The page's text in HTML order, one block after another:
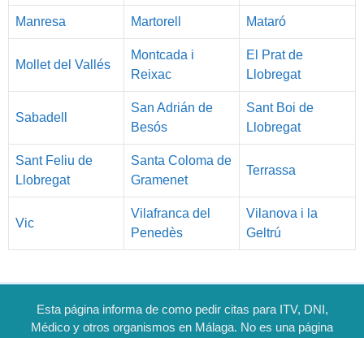
Manresa Martorell Mataró
Mollet del Vallés
Montcada i
Reixac
El Prat de
Llobregat
Sabadell
San Adrián de
Besós
Sant Boi de
Llobregat
Sant Feliu de
Llobregat
Santa Coloma de
Gramenet
Terrassa
Vic
Vilafranca del
Penedès
Vilanova i la
Geltrú
Esta página informa de como pedir citas para ITV, DNI,
Médico y otros organismos en Málaga. No es una página